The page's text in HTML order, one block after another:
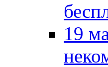
19